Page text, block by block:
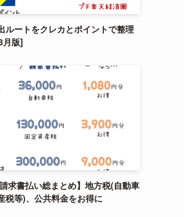
ルートをクレカとポイントで整理
月版]
求書払い総まとめ】地方税(自動車
税等)、公共料金をお得に